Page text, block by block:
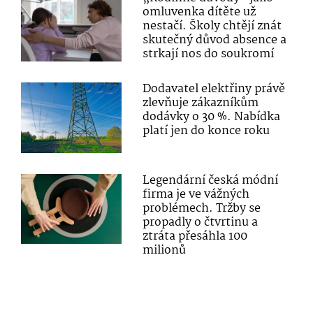
omluvenka dítěte už
nestačí. Školy chtějí znát
skutečný důvod absence a
strkají nos do soukromí
Dodavatel elektřiny právě
zlevňuje zákazníkům
dodávky o 30 %. Nabídka
platí jen do konce roku
Legendární česká módní
firma je ve vážných
problémech. Tržby se
propadly o čtvrtinu a
ztráta přesáhla 100
milionů